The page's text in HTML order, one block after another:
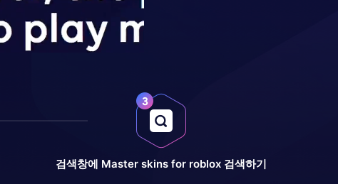
검색창에 Master skins for roblox 검색하기